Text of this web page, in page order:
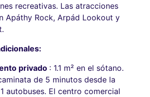
recreativas. Las atracciones
Apáthy Rock, Arpád Lookout y
privado : 1.1 m² en el sótano.
de 5 minutos desde la
autobuses. El centro comercial